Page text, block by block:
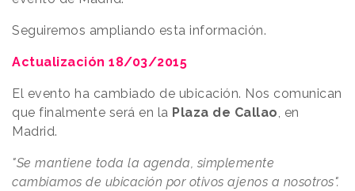
Seguiremos ampliando esta información.
Actualización 18/03/2015
El evento ha cambiado de ubicación. Nos comunican
que finalmente será en la Plaza de Callao, en
Madrid.
"Se mantiene toda la agenda, simplemente
cambiamos de ubicación por otivos ajenos a nosotros".